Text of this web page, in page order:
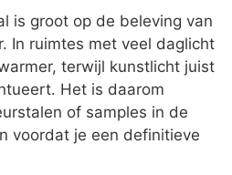
is groot op de beleving van
In ruimtes met veel daglicht
terwijl kunstlicht juist
Het is daarom
of samples in de
voordat je een definitieve